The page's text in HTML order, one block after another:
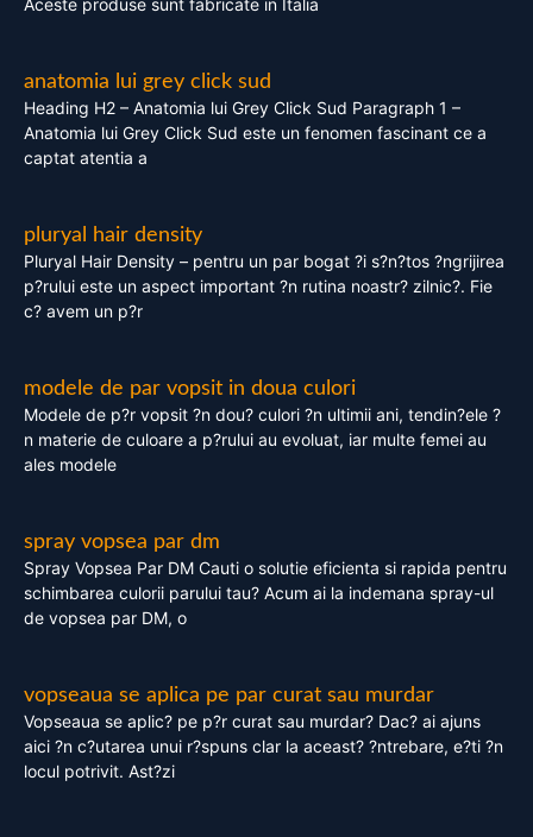
Aceste produse sunt fabricate in Italia
anatomia lui grey click sud
Heading H2 – Anatomia lui Grey Click Sud Paragraph 1 –
Anatomia lui Grey Click Sud este un fenomen fascinant ce a
captat atentia a
pluryal hair density
Pluryal Hair Density – pentru un par bogat ?i s?n?tos ?ngrijirea
p?rului este un aspect important ?n rutina noastr? zilnic?. Fie
c? avem un p?r
modele de par vopsit in doua culori
Modele de p?r vopsit ?n dou? culori ?n ultimii ani, tendin?ele ?
n materie de culoare a p?rului au evoluat, iar multe femei au
ales modele
spray vopsea par dm
Spray Vopsea Par DM Cauti o solutie eficienta si rapida pentru
schimbarea culorii parului tau? Acum ai la indemana spray-ul
de vopsea par DM, o
vopseaua se aplica pe par curat sau murdar
Vopseaua se aplic? pe p?r curat sau murdar? Dac? ai ajuns
aici ?n c?utarea unui r?spuns clar la aceast? ?ntrebare, e?ti ?n
locul potrivit. Ast?zi